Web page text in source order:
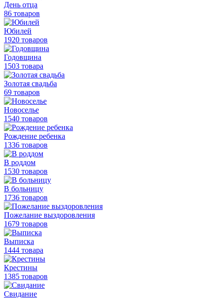
День отца
86 товаров
Юбилей
1920 товаров
Годовщина
1503 товара
Золотая свадьба
69 товаров
Новоселье
1540 товаров
Рождение ребенка
1336 товаров
В роддом
1530 товаров
В больницу
1736 товаров
Пожелание выздоровления
1679 товаров
Выписка
1444 товара
Крестины
1385 товаров
Свидание